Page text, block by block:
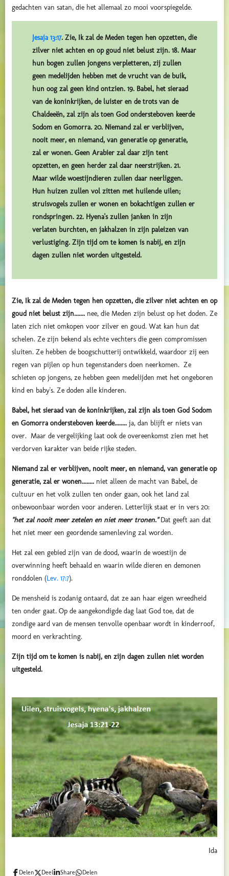
gedachten van satan, die het allemaal zo mooi voorspiegelde.
Jesaja 13:17. Zie, Ik zal de Meden tegen hen opzetten, die
zilver niet achten en op goud niet belust zijn. 18. Maar
hun bogen zullen jongens verpletteren, zij zullen
geen medelijden hebben met de vrucht van de buik,
hun oog zal geen kind ontzien. 19. Babel, het sieraad
van de koninkrijken, de luister en de trots van de
Chaldeeën, zal zijn als toen God ondersteboven keerde
Sodom en Gomorra. 20. Niemand zal er verblijven,
nooit meer, en niemand, van generatie op generatie,
zal er wonen. Geen Arabier zal daar zijn tent
opzetten, en geen herder zal daar neerstrijken. 21.
Maar wilde woestijndieren zullen daar neerliggen.
Hun huizen zullen vol zitten met huilende uilen;
struisvogels zullen er wonen en bokachtigen zullen er
rondspringen. 22. Hyena's zullen janken in zijn
verlaten burchten, en jakhalzen in zijn paleizen van
verlustiging. Zijn tijd om te komen is nabij, en zijn
dagen zullen niet worden uitgesteld.
Zie, Ik zal de Meden tegen hen opzetten, die zilver niet achten en op
goud niet belust zijn....... nee, die Meden zijn belust op het doden. Ze
laten zich niet omkopen voor zilver en goud. Wat kan hun dat
schelen. Ze zijn bekend als echte vechters die geen compromissen
sluiten. Ze hebben de boogschutterij ontwikkeld, waardoor zij een
regen van pijlen op hun tegenstanders doen neerkomen. Ze
schieten op jongens, ze hebben geen medelijden met het ongeboren
kind en baby's. Ze doden alle kinderen.
Babel, het sieraad van de koninkrijken, zal zijn als toen God Sodom
en Gomorra ondersteboven keerde........ ja, dan blijft er niets van
over. Maar de vergelijking laat ook de overeenkomst zien met het
verdorven karakter van beide rijke steden.
Niemand zal er verblijven, nooit meer, en niemand, van generatie op
generatie, zal er wonen........ niet alleen de macht van Babel, de
cultuur en het volk zullen ten onder gaan, ook het land zal
onbewoonbaar worden voor anderen. Letterlijk staat er in vers 20:
"het zal nooit meer zetelen en niet meer tronen."Dat geeft aan dat
het niet meer een geordende samenleving zal worden.
Het zal een gebied zijn van de dood, waarin de woestijn de
overwinning heeft behaald en waarin wilde dieren en demonen
ronddolen (Lev. 17:7).
De mensheid is zodanig ontaard, dat ze aan haar eigen wreedheid
ten onder gaat. Op de aangekondigde dag laat God toe, dat de
zondige aard van de mensen tenvolle openbaar wordt in kinderroof,
moord en verkrachting.
Zijn tijd om te komen is nabij, en zijn dagen zullen niet worden
uitgesteld.
Ida
Delen Deel Share Delen